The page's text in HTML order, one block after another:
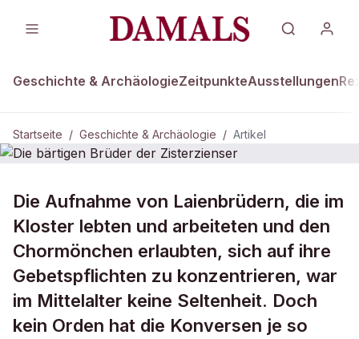
Geschichte & ArchäologieZeitpunkteAusstellungen
Startseite / Geschichte & Archäologie / Artikel
DAMALS Plus GESCHICHTE & ARCHÄOLOGIE
Die bärtigen Brüder der Zisterzienser
Die Aufnahme von Laienbrüdern, die im
Kloster lebten und arbeiteten und den
Chormönchen erlaubten, sich auf ihre
Gebetspflichten zu konzentrieren, war
im Mittelalter keine Seltenheit. Doch
kein Orden hat die Konversen je so